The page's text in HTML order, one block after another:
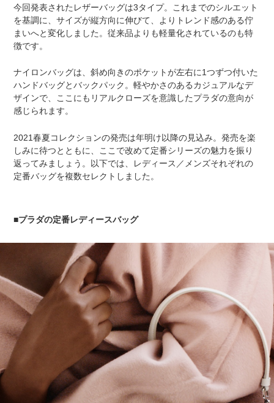
今回発表されたレザーバッグは3タイプ。これまでのシルエット
を基調に、サイズが縦方向に伸びて、よりトレンド感のある佇
まいへと変化しました。従来品よりも軽量化されているのも特
徴です。
ナイロンバッグは、斜め向きのポケットが左右に1つずつ付いた
ハンドバッグとバックパック。軽やかさのあるカジュアルなデ
ザインで、ここにもリアルクローズを意識したプラダの意向が
感じられます。
2021春夏コレクションの発売は年明け以降の見込み。発売を楽
しみに待つとともに、ここで改めて定番シリーズの魅力を振り
返ってみましょう。以下では、レディース／メンズそれぞれの
定番バッグを複数セレクトしました。
■プラダの定番レディースバッグ